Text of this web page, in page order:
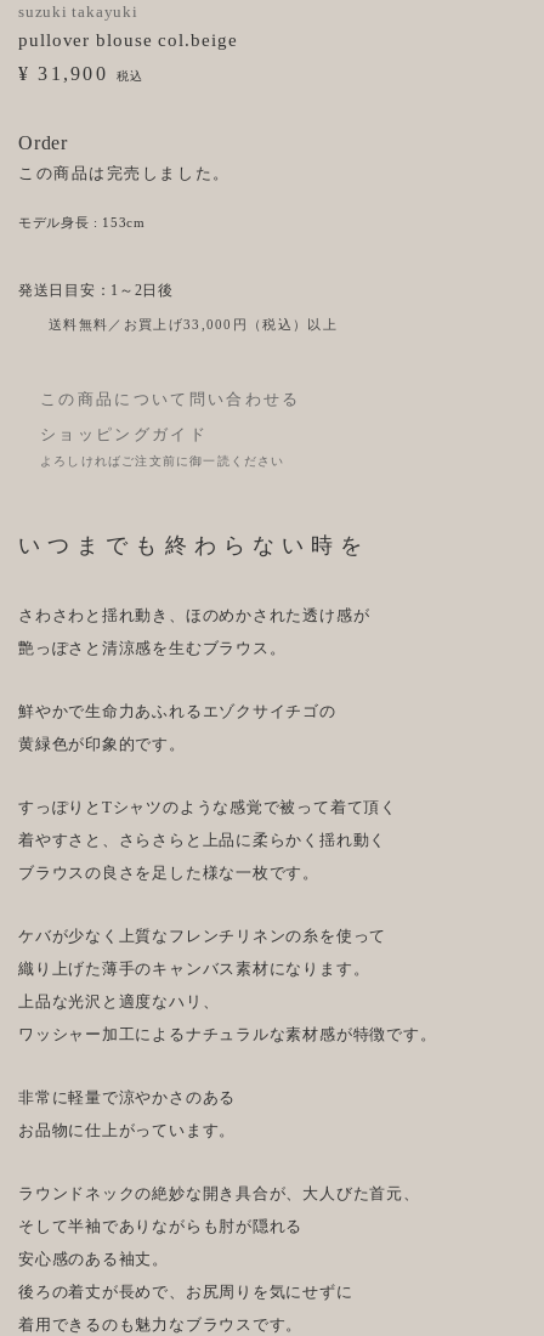
suzuki takayuki
pullover blouse col.beige
¥ 31,900 税込
Order
この商品は完売しました。
モデル身長 : 153cm
発送日目安：1～2日後
送料無料／お買上げ33,000円（税込）以上
この商品について問い合わせる
ショッピングガイド
よろしければご注文前に御一読ください
いつまでも終わらない時を
さわさわと揺れ動き、ほのめかされた透け感が
艶っぽさと清涼感を生むブラウス。
鮮やかで生命力あふれるエゾクサイチゴの
黄緑色が印象的です。
すっぽりとTシャツのような感覚で被って着て頂く
着やすさと、さらさらと上品に柔らかく揺れ動く
ブラウスの良さを足した様な一枚です。
ケバが少なく上質なフレンチリネンの糸を使って
織り上げた薄手のキャンバス素材になります。
上品な光沢と適度なハリ、
ワッシャー加工によるナチュラルな素材感が特徴です。
非常に軽量で涼やかさのある
お品物に仕上がっています。
ラウンドネックの絶妙な開き具合が、大人びた首元、
そして半袖でありながらも肘が隠れる
安心感のある袖丈。
後ろの着丈が長めで、お尻周りを気にせずに
着用できるのも魅力なブラウスです。